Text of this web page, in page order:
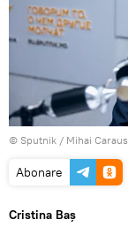
© Sputnik / Mihai Caraus
Abonare
Cristina Baș